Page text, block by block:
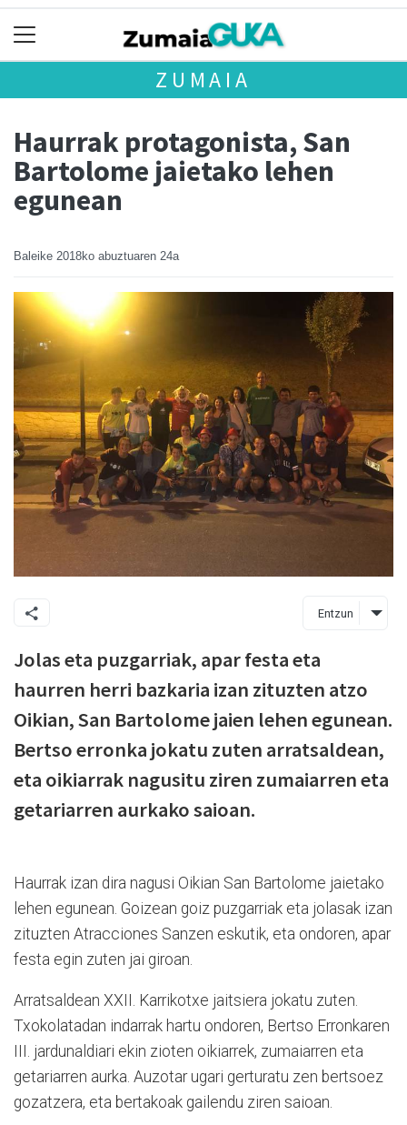
ZUMAIA
Haurrak protagonista, San
Bartolome jaietako lehen
egunean
Baleike 2018ko abuztuaren 24a
Entzun
Jolas eta puzgarriak, apar festa eta
haurren herri bazkaria izan zituzten atzo
Oikian, San Bartolome jaien lehen egunean.
Bertso erronka jokatu zuten arratsaldean,
eta oikiarrak nagusitu ziren zumaiarren eta
getariarren aurkako saioan.
Haurrak izan dira nagusi Oikian San Bartolome jaietako
lehen egunean. Goizean goiz puzgarriak eta jolasak izan
zituzten Atracciones Sanzen eskutik, eta ondoren, apar
festa egin zuten jai giroan.
Arratsaldean XXII. Karrikotxe jaitsiera jokatu zuten.
Txokolatadan indarrak hartu ondoren, Bertso Erronkaren
III. jardunaldiari ekin zioten oikiarrek, zumaiarren eta
getariarren aurka. Auzotar ugari gerturatu zen bertsoez
gozatzera, eta bertakoak gailendu ziren saioan.